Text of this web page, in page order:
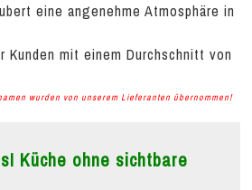
eine angenehme Atmosphäre in
Kunden mit einem Durchschnitt von
wurden von unserem Lieferanten übernommen!
Küche ohne sichtbare